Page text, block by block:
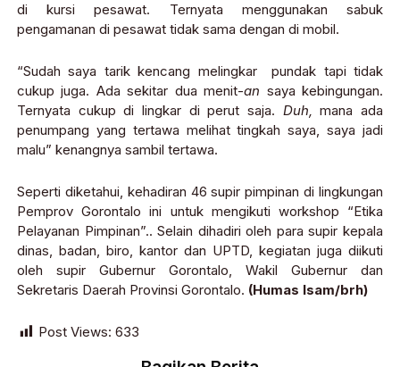
di kursi pesawat. Ternyata menggunakan sabuk
pengamanan di pesawat tidak sama dengan di mobil.
“Sudah saya tarik kencang melingkar pundak tapi tidak
cukup juga. Ada sekitar dua menit-an saya kebingungan.
Ternyata cukup di lingkar di perut saja. Duh, mana ada
penumpang yang tertawa melihat tingkah saya, saya jadi
malu” kenangnya sambil tertawa.
Seperti diketahui, kehadiran 46 supir pimpinan di lingkungan
Pemprov Gorontalo ini untuk mengikuti workshop “Etika
Pelayanan Pimpinan”.. Selain dihadiri oleh para supir kepala
dinas, badan, biro, kantor dan UPTD, kegiatan juga diikuti
oleh supir Gubernur Gorontalo, Wakil Gubernur dan
Sekretaris Daerah Provinsi Gorontalo. (Humas Isam/brh)
Post Views: 633